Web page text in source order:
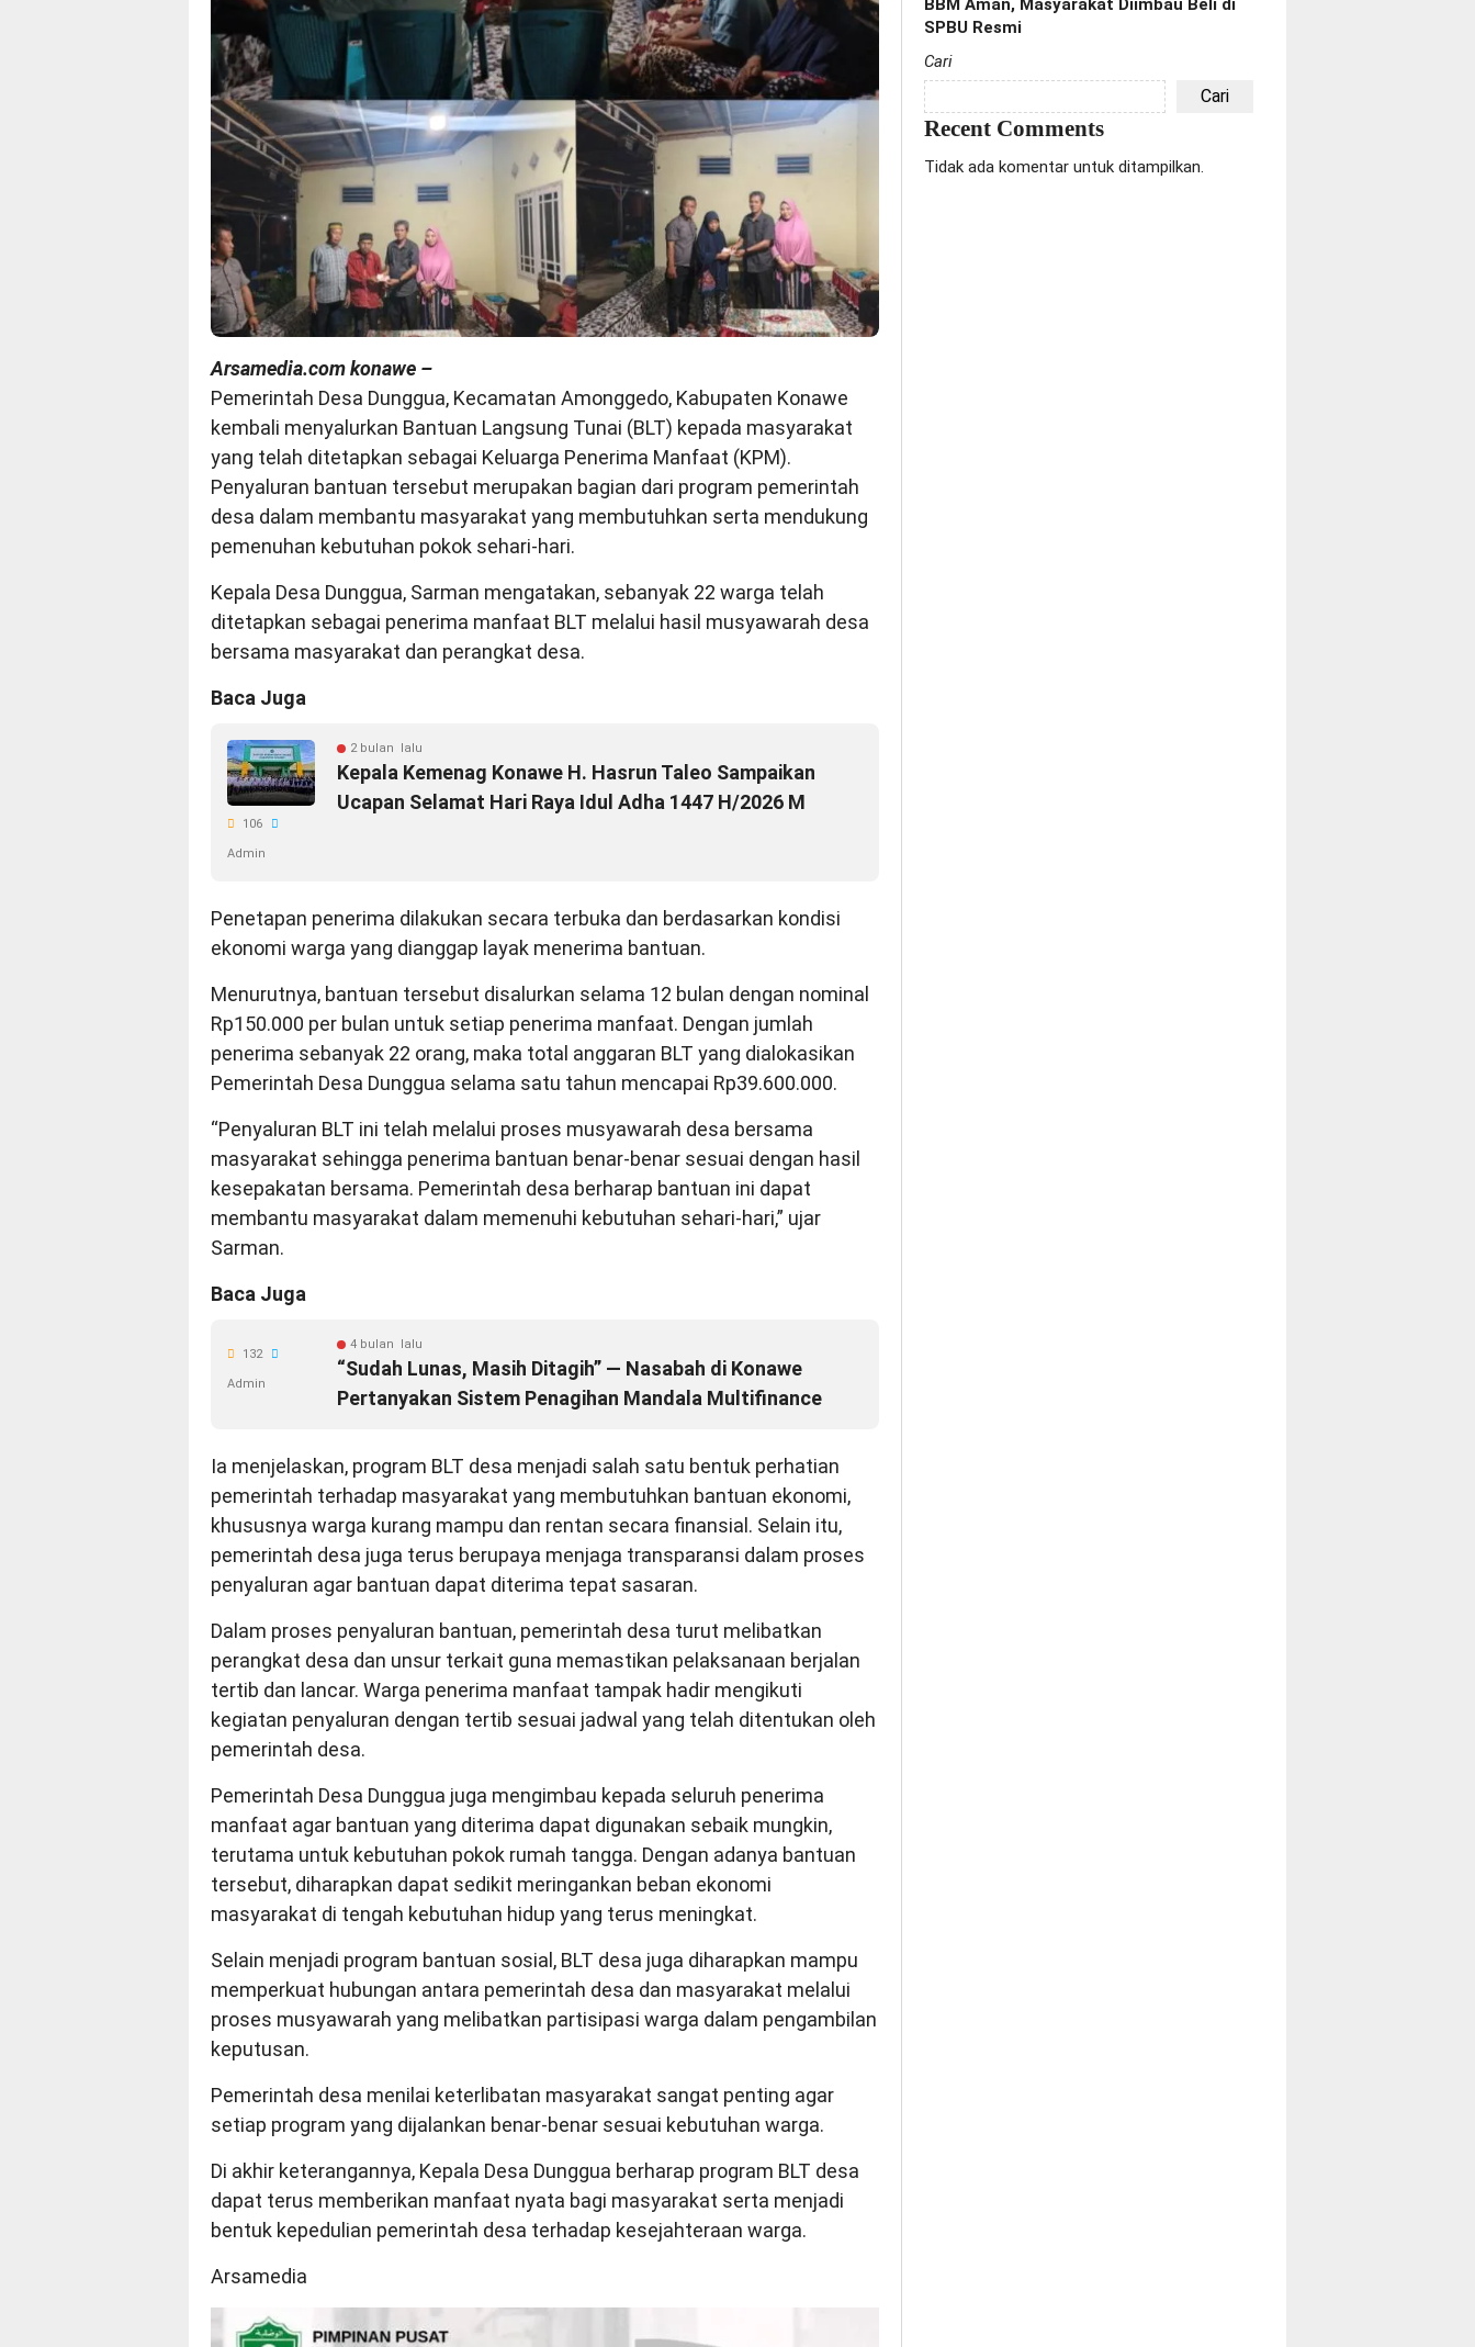
Arsamedia.com konawe –
Pemerintah Desa Dunggua, Kecamatan Amonggedo, Kabupaten Konawe
kembali menyalurkan Bantuan Langsung Tunai (BLT) kepada masyarakat
yang telah ditetapkan sebagai Keluarga Penerima Manfaat (KPM).
Penyaluran bantuan tersebut merupakan bagian dari program pemerintah
desa dalam membantu masyarakat yang membutuhkan serta mendukung
pemenuhan kebutuhan pokok sehari-hari.
Kepala Desa Dunggua, Sarman mengatakan, sebanyak 22 warga telah
ditetapkan sebagai penerima manfaat BLT melalui hasil musyawarah desa
bersama masyarakat dan perangkat desa.
Baca Juga
2 bulan lalu
Kepala Kemenag Konawe H. Hasrun Taleo Sampaikan
Ucapan Selamat Hari Raya Idul Adha 1447 H/2026 M
106
Admin
Penetapan penerima dilakukan secara terbuka dan berdasarkan kondisi
ekonomi warga yang dianggap layak menerima bantuan.
Menurutnya, bantuan tersebut disalurkan selama 12 bulan dengan nominal
Rp150.000 per bulan untuk setiap penerima manfaat. Dengan jumlah
penerima sebanyak 22 orang, maka total anggaran BLT yang dialokasikan
Pemerintah Desa Dunggua selama satu tahun mencapai Rp39.600.000.
“Penyaluran BLT ini telah melalui proses musyawarah desa bersama
masyarakat sehingga penerima bantuan benar-benar sesuai dengan hasil
kesepakatan bersama. Pemerintah desa berharap bantuan ini dapat
membantu masyarakat dalam memenuhi kebutuhan sehari-hari,” ujar
Sarman.
Baca Juga
4 bulan lalu
“Sudah Lunas, Masih Ditagih” — Nasabah di Konawe
Pertanyakan Sistem Penagihan Mandala Multifinance
132
Admin
Ia menjelaskan, program BLT desa menjadi salah satu bentuk perhatian
pemerintah terhadap masyarakat yang membutuhkan bantuan ekonomi,
khususnya warga kurang mampu dan rentan secara finansial. Selain itu,
pemerintah desa juga terus berupaya menjaga transparansi dalam proses
penyaluran agar bantuan dapat diterima tepat sasaran.
Dalam proses penyaluran bantuan, pemerintah desa turut melibatkan
perangkat desa dan unsur terkait guna memastikan pelaksanaan berjalan
tertib dan lancar. Warga penerima manfaat tampak hadir mengikuti
kegiatan penyaluran dengan tertib sesuai jadwal yang telah ditentukan oleh
pemerintah desa.
Pemerintah Desa Dunggua juga mengimbau kepada seluruh penerima
manfaat agar bantuan yang diterima dapat digunakan sebaik mungkin,
terutama untuk kebutuhan pokok rumah tangga. Dengan adanya bantuan
tersebut, diharapkan dapat sedikit meringankan beban ekonomi
masyarakat di tengah kebutuhan hidup yang terus meningkat.
Selain menjadi program bantuan sosial, BLT desa juga diharapkan mampu
memperkuat hubungan antara pemerintah desa dan masyarakat melalui
proses musyawarah yang melibatkan partisipasi warga dalam pengambilan
keputusan.
Pemerintah desa menilai keterlibatan masyarakat sangat penting agar
setiap program yang dijalankan benar-benar sesuai kebutuhan warga.
Di akhir keterangannya, Kepala Desa Dunggua berharap program BLT desa
dapat terus memberikan manfaat nyata bagi masyarakat serta menjadi
bentuk kepedulian pemerintah desa terhadap kesejahteraan warga.
Arsamedia
BBM Aman, Masyarakat Diimbau Beli di
SPBU Resmi
Cari
Cari
Recent Comments
Tidak ada komentar untuk ditampilkan.